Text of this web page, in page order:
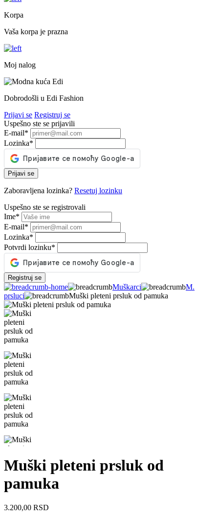
Korpa
Vaša korpa je prazna
Moj nalog
Dobrodošli u Edi Fashion
Prijavi se Registruj se
Uspešno ste se prijavili
E-mail*
Lozinka*
Prijavi se
Zaboravljena lozinka? Resetuj lozinku
Uspešno ste se registrovali
Ime*
E-mail*
Lozinka*
Potvrdi lozinku*
Registruj se
Muškarci
M.
prsluci
Muški pleteni prsluk od pamuka
Muški pleteni prsluk od
pamuka
3.200,00 RSD